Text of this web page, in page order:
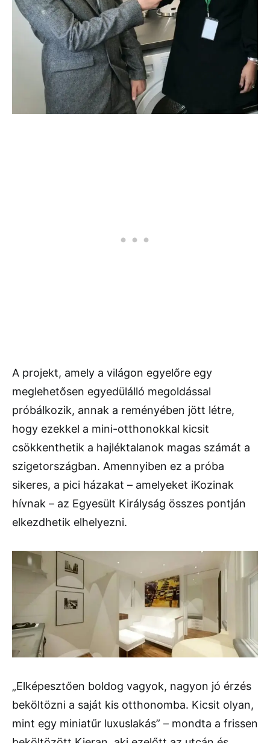
A projekt, amely a világon egyelőre egy
meglehetősen egyedülálló megoldással
próbálkozik, annak a reményében jött létre,
hogy ezekkel a mini-otthonokkal kicsit
csökkenthetik a hajléktalanok magas számát a
szigetországban. Amennyiben ez a próba
sikeres, a pici házakat – amelyeket iKozinak
hívnak – az Egyesült Királyság összes pontján
elkezdhetik elhelyezni.
„Elképesztően boldog vagyok, nagyon jó érzés
beköltözni a saját kis otthonomba. Kicsit olyan,
mint egy miniatűr luxuslakás” – mondta a frissen